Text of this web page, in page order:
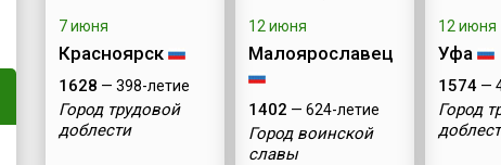
7 июня
Красноярск
1628 — 398-летие
Город трудовой
доблести
12 июня
Малоярославец
1402 — 624-летие
Город воинской
славы
12 июня
Уфа
1574—
Город